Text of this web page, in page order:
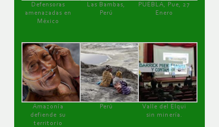
Defensoras
amenazadas en
México
Las Bambas,
Perú
PUEBLA, Pue, 27
Enero
Amazonía
defiende su
territorio
Perú
Valle del Elqui
sin minería.